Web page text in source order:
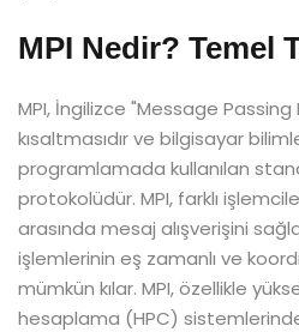
MPI Nedir? Temel
MPI, İngilizce "Message
kısaltmasıdır ve bilgisayar
programlamada kullanılan
protokolüdür. MPI, farklı
arasında mesaj alışverişini
işlemlerinin eş zamanlı ve
mümkün kılar. MPI, özellikle
hesaplama (HPC)